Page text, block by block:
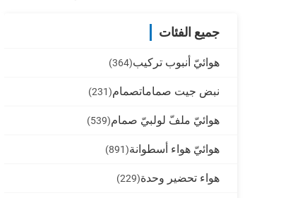
جميع الفئات
هوائيّ أنبوب تركيب(364)
نبض جيت صماماتصمام(231)
هوائيّ ملفّ لولبيّ صمام(539)
هوائيّ هواء أسطوانة(891)
هواء تحضير وحدة(229)